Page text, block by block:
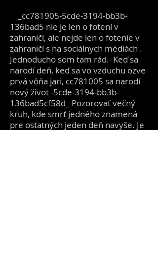
_cc781905-5cde-3194-bb3b-
136bad5 nie je len o fotení v
zahraničí, ale nejde len o fotenie v
zahraničí s na sociálnych médiách .
Jednoducho som tam rád. Keď sa
narodí deň, keď sa vo vzduchu ozve
prvá vôňa jari, cc781005 sa narodí
nový život -5cde-3194-bb3b-
136bad5cf58d_ Pozorovať večný
kruh, kde smrť jedného znamená
pre ostatných jeden deň navyše. Je